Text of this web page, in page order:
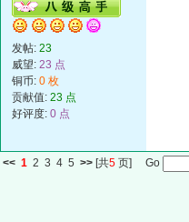
发帖: 23
威望: 23 点
铜币: 0 枚
贡献值: 23 点
好评度: 0 点
<< 1 2 3 4 5 >> [共5 页] Go